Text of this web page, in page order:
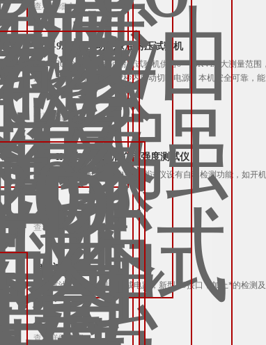
查看详细介绍
HCJ-9201全自动绝缘油耐压试验机
HCJ-9201全自动绝缘油耐压试验机供给0—60KVzui大测量范
穿时，过流保护置在0.02秒内自动切断电源；本机安全可靠，
查看详细介绍
JYD-II全自动绝缘油介电强度测试仪
JYD-II全自动绝缘油介电强度测试仪设有自动检测功能，如开
查看详细介绍
自动试油机
自动试油机应用大规模集成电路，新型I/O接口，加上*的检测
查看详细介绍